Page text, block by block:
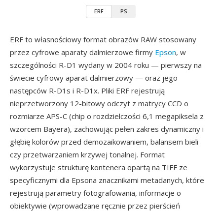
ERF PS
ERF to własnościowy format obrazów RAW stosowany
przez cyfrowe aparaty dalmierzowe firmy Epson, w
szczególności R-D1 wydany w 2004 roku — pierwszy na
świecie cyfrowy aparat dalmierzowy — oraz jego
następców R-D1s i R-D1x. Pliki ERF rejestrują
nieprzetworzony 12-bitowy odczyt z matrycy CCD o
rozmiarze APS-C (chip o rozdzielczości 6,1 megapiksela z
wzorcem Bayera), zachowując pełen zakres dynamiczny i
głębię kolorów przed demozaikowaniem, balansem bieli
czy przetwarzaniem krzywej tonalnej. Format
wykorzystuje strukturę kontenera opartą na TIFF ze
specyficznymi dla Epsona znacznikami metadanych, które
rejestrują parametry fotografowania, informacje o
obiektywie (wprowadzane ręcznie przez pierścień